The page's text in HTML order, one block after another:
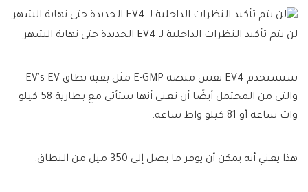
لن يتم تأكيد النظرات الداخلية لـ EV4 الجديدة حتى نهاية الشهر
ستستخدم EV4 نفس منصة E-GMP مثل بقية نطاق EV's EV
والتي من المحتمل أيضًا أن تعني أنها ستأتي مع بطارية 58 كيلو
وات ساعة أو 81 كيلو واط ساعة.
هذا يعني أنه يمكن أن يوفر ما يصل إلى 350 ميل من النطاق.